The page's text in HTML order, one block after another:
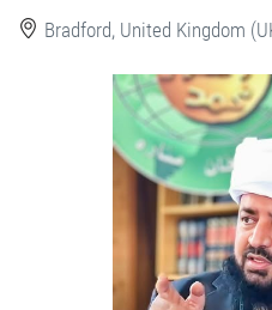
Bradford, United Kingdom